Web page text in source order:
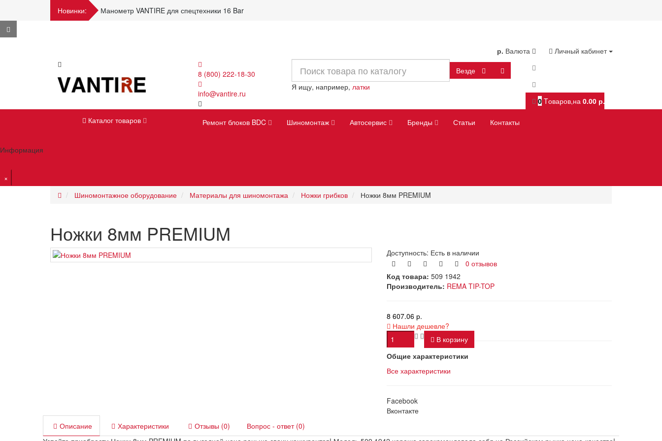
Новинки: Манометр VANTIRE для спецтехники 16 Bar
Личный кабинет
р. Валюта
8 (800) 222-18-30
info@vantire.ru
Везде
Я ищу, например, латки
0 Tоваров,на 0.00 р.
Каталог товаров
Ремонт блоков BDC Шиномонтаж Автосервис Бренды Статьи Контакты
Информация
×
Шиномонтажное оборудование
Материалы для шиномонтажа Ножки грибков Ножки 8мм PREMIUM
Ножки 8мм PREMIUM
Доступность: Есть в наличии
0 отзывов
Код товара: 509 1942
Производитель: REMA TIP-TOP
8 607.06 р.
Нашли дешевле?
В корзину
Общие характеристики
Все характеристики
Facebook
Вконтакте
Описание
Характеристики Отзывы (0)
Вопрос - ответ (0)